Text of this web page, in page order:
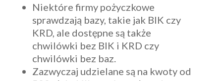
Niektóre firmy pożyczkowe
sprawdzają bazy, takie jak BIK czy
KRD, ale dostępne są także
chwilówki bez BIK i KRD czy
chwilówki bez baz.
Zazwyczaj udzielane są na kwoty od